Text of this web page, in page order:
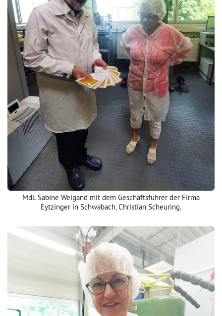
MdL Sabine Weigand mit dem Geschäftsführer der Firma
Eytzinger in Schwabach, Christian Scheuring.